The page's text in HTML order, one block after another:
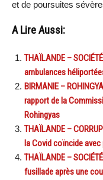
et de poursuites
A Lire Aussi:
THAÏLANDE –
ambulances
BIRMANIE –
rapport de la
Rohingyas
THAÏLANDE –
la Covid coïncide
THAÏLANDE –
fusillade après une